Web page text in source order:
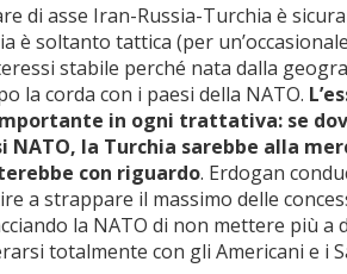
di asse Iran-Russia-Turchia è
è soltanto tattica (per
stabile perché nata dalla
la corda con i paesi della NATO.
in ogni trattativa: se
NATO, la Turchia sarebbe alla
con riguardo. Erdogan
a strappare il massimo delle
la NATO di non mettere più a
totalmente con gli Americani e i